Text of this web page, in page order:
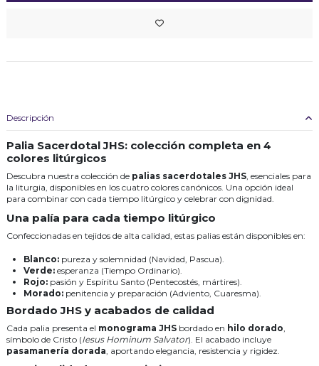
Descripción
Palia Sacerdotal JHS: colección completa en 4
colores litúrgicos
Descubra nuestra colección de palias sacerdotales JHS, esenciales para
la liturgia, disponibles en los cuatro colores canónicos. Una opción ideal
para combinar con cada tiempo litúrgico y celebrar con dignidad.
Una palía para cada tiempo litúrgico
Confeccionadas en tejidos de alta calidad, estas palias están disponibles en:
Blanco: pureza y solemnidad (Navidad, Pascua).
Verde: esperanza (Tiempo Ordinario).
Rojo: pasión y Espíritu Santo (Pentecostés, mártires).
Morado: penitencia y preparación (Adviento, Cuaresma).
Bordado JHS y acabados de calidad
Cada palia presenta el monograma JHS bordado en hilo dorado
símbolo de Cristo (Iesus Hominum Salvator). El acabado incluye
pasamanería dorada , aportando elegancia, resistencia y rigidez.